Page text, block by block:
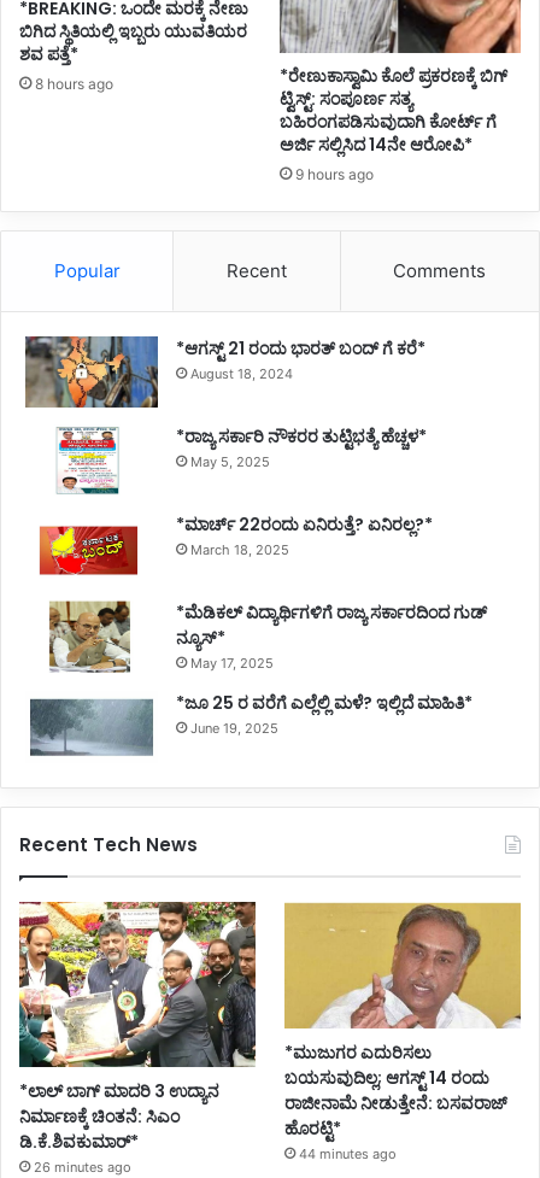
*BREAKING: ಒಂದೇ ಮರಕ್ಕೆ ನೇಣು
ಬಿಗಿದ ಸ್ಥಿತಿಯಲ್ಲಿ ಇಬ್ಬರು ಯುವತಿಯರ
ಶವ ಪತ್ತೆ*
8 hours ago
*ರೇಣುಕಾಸ್ವಾಮಿ ಕೊಲೆ ಪ್ರಕರಣಕ್ಕೆ ಬಿಗ್
ಟ್ವಿಸ್ಟ್: ಸಂಪೂರ್ಣ ಸತ್ಯ
ಬಹಿರಂಗಪಡಿಸುವುದಾಗಿ ಕೋರ್ಟ್ ಗೆ
ಅರ್ಜಿ ಸಲ್ಲಿಸಿದ 14ನೇ ಆರೋಪಿ*
9 hours ago
Popular Recent Comments
*ಆಗಸ್ಟ್ 21 ರಂದು ಭಾರತ್‌ ಬಂದ್‌ ಗೆ ಕರೆ*
August 18, 2024
*ರಾಜ್ಯ ಸರ್ಕಾರಿ ನೌಕರರ ತುಟ್ಟಿಭತ್ಯೆ ಹೆಚ್ಚಳ*
May 5, 2025
*ಮಾರ್ಚ್ 22ರಂದು ಏನಿರುತ್ತೆ? ಏನಿರಲ್ಲ?*
March 18, 2025
*ಮೆಡಿಕಲ್ ವಿದ್ಯಾರ್ಥಿಗಳಿಗೆ ರಾಜ್ಯ ಸರ್ಕಾರದಿಂದ ಗುಡ್
ನ್ಯೂಸ್*
May 17, 2025
*ಜೂ 25 ರ ವರೆಗೆ ಎಲ್ಲೆಲ್ಲಿ ಮಳೆ? ಇಲ್ಲಿದೆ ಮಾಹಿತಿ*
June 19, 2025
Recent Tech News
*ಲಾಲ್ ಬಾಗ್ ಮಾದರಿ 3 ಉದ್ಯಾನ
ನಿರ್ಮಾಣಕ್ಕೆ ಚಿಂತನೆ: ಸಿಎಂ
ಡಿ.ಕೆ.ಶಿವಕುಮಾರ್*
26 minutes ago
*ಮುಜುಗರ ಎದುರಿಸಲು
ಬಯಸುವುದಿಲ್ಲ; ಆಗಸ್ಟ್ 14 ರಂದು
ರಾಜೀನಾಮೆ ನೀಡುತ್ತೇನೆ: ಬಸವರಾಜ್
ಹೊರಟ್ಟಿ*
44 minutes ago